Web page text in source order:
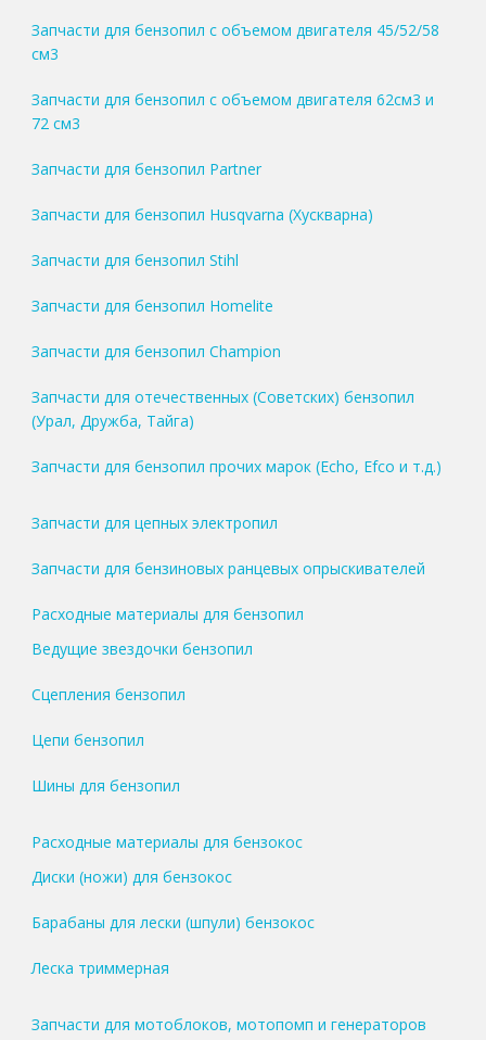
Запчасти для бензопил с объемом двигателя 45/52/58
см3
Запчасти для бензопил с объемом двигателя 62см3 и
72 см3
Запчасти для бензопил Partner
Запчасти для бензопил Husqvarna (Хускварна)
Запчасти для бензопил Stihl
Запчасти для бензопил Homelite
Запчасти для бензопил Champion
Запчасти для отечественных (Советских) бензопил
(Урал, Дружба, Тайга)
Запчасти для бензопил прочих марок (Echo, Efco и т.д.)
Запчасти для цепных электропил
Запчасти для бензиновых ранцевых опрыскивателей
Расходные материалы для бензопил
Ведущие звездочки бензопил
Сцепления бензопил
Цепи бензопил
Шины для бензопил
Расходные материалы для бензокос
Диски (ножи) для бензокос
Барабаны для лески (шпули) бензокос
Леска триммерная
Запчасти для мотоблоков, мотопомп и генераторов